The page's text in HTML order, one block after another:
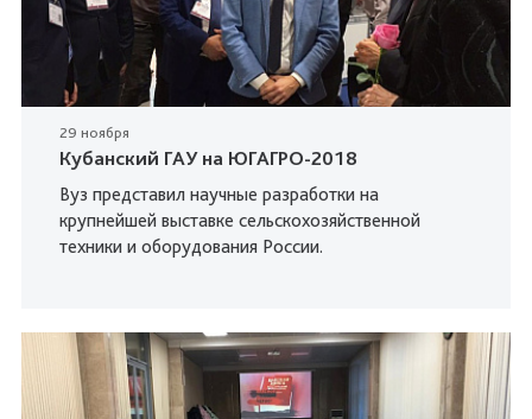
29 ноября
Кубанский ГАУ на ЮГАГРО-2018
Вуз представил научные разработки на
крупнейшей выставке сельскохозяйственной
техники и оборудования России.